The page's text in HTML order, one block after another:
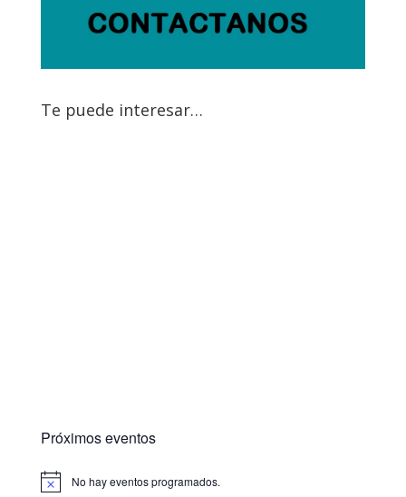
Te puede interesar…
Próximos eventos
No hay eventos programados.